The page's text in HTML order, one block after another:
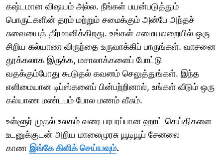
கஷ்டமான விஷயம் அல்ல. நீங்கள் பயன்படுத்தும்
பொருட்களின் தரம் மற்றும் சமைக்கும் அன்பே அந்தச்
சுவையைத் தீர்மானிக்கிறது. உங்கள் சமையலறையில் ஒரு
சிறிய கல்யாண விருந்தை உருவாக்கிப் பாருங்கள். வாசனை
தூக்கலாக இருக்க, மசாலாக்களைப் போட்டு
வதக்கும்போது கூடுதல் கவனம் செலுத்துங்கள். இந்த
எளிமையான டிப்ஸ்களைப் பின்பற்றினால், உங்கள் வீடும் ஒரு
கல்யாண மண்டபம் போல மணம் வீசும்.
உள்ளூர் முதல் உலகம் வரை பரபரப்பான ஹாட் செய்திகளை
உடனுக்குடன் அறிய மாலைமுரசு யூடியூப் சேனலை
காண இங்கே கிளிக் செய்யவும்.